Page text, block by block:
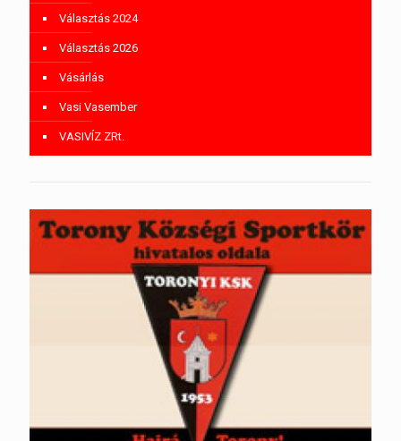
Választás 2024
Választás 2026
Vásárlás
Vasi Vasember
VASIVÍZ ZRt.